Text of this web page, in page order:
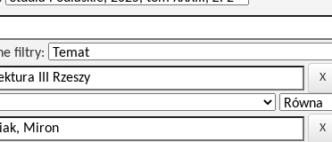
filtry: